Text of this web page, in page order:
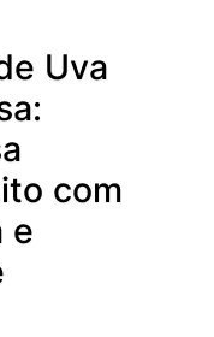
Uva
com
e